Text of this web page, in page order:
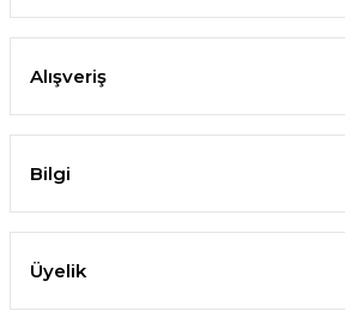
Alışveriş
Bilgi
Üyelik